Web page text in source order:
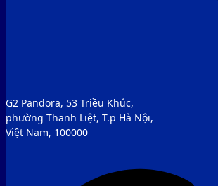
G2 Pandora, 53 Triều Khúc,
phường Thanh Liệt, T.p Hà Nội,
Việt Nam, 100000